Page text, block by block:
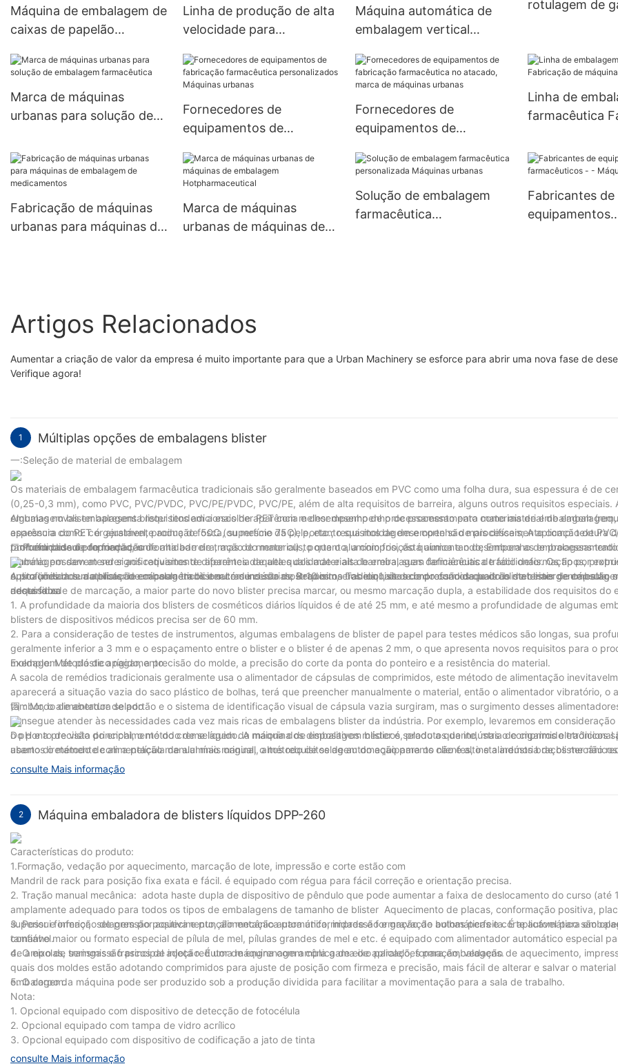
Máquina de embalagem de
caixas de papelão
multifuncional para
UBM-400
Linha de produção de alta
velocidade para
comprimidos, cápsulas e
blisters, além de
encaixotamento - UBM-
120HC
Máquina automática de
embalagem vertical
perfume, máscara e
sabonete para
cosméticos.
rotulagem de
Marca de máquinas
urbanas para solução de
Fornecedores de
equipamentos de
personalizados Máquinas
urbanas
Fornecedores de
equipamentos de
no atacado, marca de
Linha de
farmacêutica
Fabricação de máquinas
urbanas para máquinas de
Marca de máquinas
urbanas de máquinas de
Solução de embalagem
farmacêutica
Fabricantes de
equipamentos
Artigos Relacionados
Aumentar a criação de valor da empresa é muito importante para que a Urban Machinery se esforce para abrir uma nova fase de
Verifique agora!
1 Múltiplas opções de embalagens blister
一:Seleção de material de embalagem
Os materiais de embalagem farmacêutica tradicionais são geralmente baseados em PVC como uma folha dura, sua espessura é de
(0,25-0,3 mm), como PVC, PVC/PVDC, PVC/PE/PVDC, PVC/PE, além de alta requisitos de barreira, alguns outros requisitos especiais.
embalagem blister apresenta requisitos adicionais de aparência e desempenho de processamento para materiais de embalagem
aparência como: cor ajustável, produção fosca, superfície da pele, etc.; requisitos de desempenho de processamento como: textura
profundidade de formação, uniformidade de tração do material) , portanto, a composição química e o desempenho de
embalagem devem ser significativamente diferentes daqueles dos materiais de embalagem farmacêutica tradicionais. Os tipos,
aplicações dos materiais de embalagem blister comuns são mostrados na Tabela 1, de acordo com os quais os materiais de
adquiridos.
Algumas novas embalagens blister tendem a escolher PET com melhor desempenho de processamento como material de
espessura do PET é geralmente acima de 50C (ou mesmo 75C), portanto sua moldagem e corte são mais difíceis; A aplicação de
também possui propriedades de alta barreira, mas de menor custo que o alumínio frio, está aumentando; Embora as embalagens
alumínio possam atender aos requisitos de aparência de alta qualidade e alta barreira, suas deficiências de fácil deformação por
custo limitam sua aplicação em cosméticos e outras indústrias; Requisitos tradicionais de impressão de padrão de blister de cápsula,
necessidade de marcação, a maior parte do novo blister precisa marcar, ou mesmo marcação dupla, a estabilidade dos requisitos do
二:Profundidade de formação
A profundidade do blister de cápsula tradicional é de cerca de 3-10 mm, e os requisitos de profundidade do blister emergente estão
desta faixa
1. A profundidade da maioria dos blisters de cosméticos diários líquidos é de até 25 mm, e até mesmo a profundidade de algumas
blisters de dispositivos médicos precisa ser de 60 mm.
2. Para a consideração de testes de instrumentos, algumas embalagens de blister de papel para testes médicos são longas, sua
geralmente inferior a 3 mm e o espaçamento entre o blister e o blister é de apenas 2 mm, o que apresenta novos requisitos para o
moldagem de plástico rígido, a precisão do molde, a precisão do corte da ponta do ponteiro e a resistência do material.
Exemplo: Método de apagamento
A sacola de remédios tradicionais geralmente usa o alimentador de cápsulas de comprimidos, este método de alimentação
aparecerá a situação vazia do saco plástico de bolhas, terá que preencher manualmente o material, então o alimentador vibratório, o
tambor, o alimentador de portão e o sistema de identificação visual de cápsula vazia surgiram, mas o surgimento desses
consegue atender às necessidades cada vez mais ricas de embalagens blister da indústria. Por exemplo, levaremos em
o pH e a precisão do enchimento do creme líquido. A maioria dos dispositivos médicos, produtos da indústria de cigarros eletrônicos
usamos o método de alimentação manual mais original, altos requisitos de automação para os clientes, instalaremos braços
aranha de acordo com a situação real do produto
四：Modo de abertura selado
Do ponto de vista principal, o método de selagem da máquina de embalagem blister é selado a quente, mas o comprimido tradicional
aberto diretamente com a película de alumínio manual, o método de selagem do equipamento não é alto e a indústria de blister não
uma empresa selo, mas também rasgou lindo; Alguns modos de abertura de blister são quebrados diretamente, o que também faz
máquina de embalagem blister se desenvolva na direção de uma personalização não padronizada; O design do molde precisa
consulte Mais informação
2 Máquina embaladora de blisters líquidos DPP-260
Características do produto:
1.Formação, vedação por aquecimento, marcação de lote, impressão e corte estão com
Mandril de rack para posição fixa exata e fácil. é equipado com régua para fácil correção e orientação precisa.
2. Tração manual mecânica: adota haste dupla de dispositivo de pêndulo que pode aumentar a faixa de deslocamento do curso (até
amplamente adequado para todos os tipos de embalagens de tamanho de blister Aquecimento de placas, conformação positiva,
superior e inferior, selagem por aquecimento, alimentação automática, impressão e gravação automáticas e corte automático são
confiável.
3. Possui formação de pressão positiva e punção mecânica para uniformidade e formação de bolhas perfeita. É aplicável para
tamanho maior ou formato especial de pílula de mel, pílulas grandes de mel e etc. é equipado com alimentador automático especial
de ampolas, seringas e frascos de injeção. É uma máquina com ampla gama de aplicações para embalagens.
4. O eixo de transmissão principal adota redutor de engrenagem cônica de eixo paralelo, formação, vedação de aquecimento,
quais dos moldes estão adotando comprimidos para ajuste de posição com firmeza e precisão, mais fácil de alterar e salvar o
embalagem.
5. O corpo da máquina pode ser produzido sob a produção dividida para facilitar a movimentação para a sala de trabalho.
Nota:
1. Opcional equipado com dispositivo de detecção de fotocélula
2. Opcional equipado com tampa de vidro acrílico
3. Opcional equipado com dispositivo de codificação a jato de tinta
consulte Mais informação